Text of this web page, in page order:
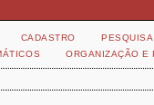
CADASTRO
PESQUISA
ORGANIZAÇÃO E